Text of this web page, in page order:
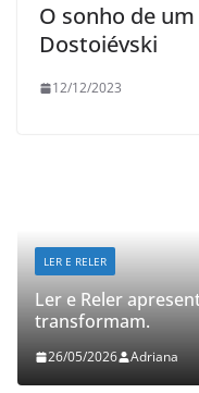
O sonho de
Dostoiévski
12/12/2023
LER E RELER
Ler e Reler
transformam.
26/05/2026 Adriana